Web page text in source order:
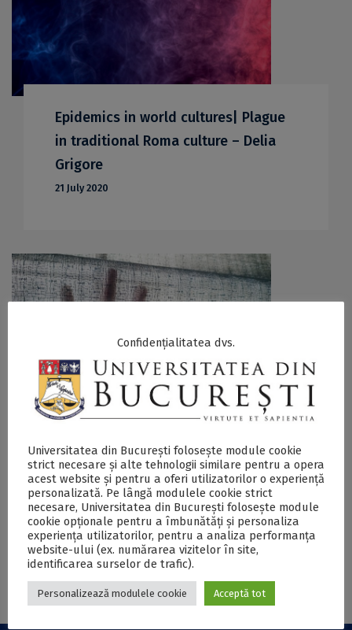
Epidemics in world cultures| Plague
in traditional Roma culture – Delia
Grigore
21 July 2020
symphony of screams and suffering
– Liviu Franga
27 May 2020
Confidențialitatea dvs.
Universitatea din București folosește module cookie
strict necesare și alte tehnologii similare pentru a opera
acest website și pentru a oferi utilizatorilor o experiență
personalizată. Pe lângă modulele cookie strict
necesare, Universitatea din București folosește module
cookie opționale pentru a îmbunătăți și personaliza
experiența utilizatorilor, pentru a analiza performanța
website-ului (ex. numărarea vizitelor în site,
identificarea surselor de trafic).
Personalizează modulele cookie Acceptă tot